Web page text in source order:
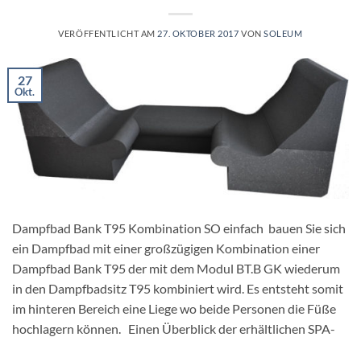
VERÖFFENTLICHT AM 27. OKTOBER 2017 VONSOLEUM
27
Okt.
Dampfbad Bank T95 Kombination SO einfach bauen Sie sich
ein Dampfbad mit einer großzügigen Kombination einer
Dampfbad Bank T95 der mit dem Modul BT.B GK wiederum
in den Dampfbadsitz T95 kombiniert wird. Es entsteht somit
im hinteren Bereich eine Liege wo beide Personen die Füße
hochlagern können. Einen Überblick der erhältlichen SPA-